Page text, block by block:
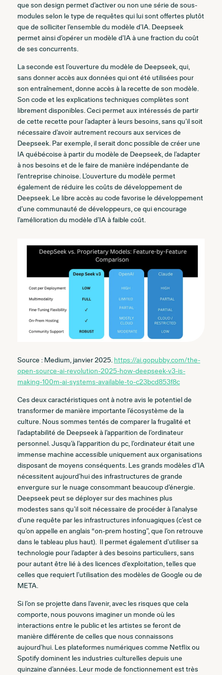
que son design permet d’activer ou non une série de sous-
modules selon le type de requêtes qui lui sont offertes plutôt
que de solliciter l’ensemble du modèle d’IA. Deepseek
permet ainsi d’opérer un modèle d’IA à une fraction du coût
de ses concurrents.
La seconde est l’ouverture du modèle de Deepseek, qui,
sans donner accès aux données qui ont été utilisées pour
son entraînement, donne accès à la recette de son modèle.
Son code et les explications techniques complètes sont
librement disponibles. Ceci permet aux intéressés de partir
de cette recette pour l’adapter à leurs besoins, sans qu’il soit
nécessaire d’avoir autrement recours aux services de
Deepseek. Par exemple, il serait donc possible de créer une
IA québécoise à partir du modèle de Deepseek, de l’adapter
à nos besoins et de le faire de manière indépendante de
l’entreprise chinoise. L’ouverture du modèle permet
également de réduire les coûts de développement de
Deepseek. Le libre accès au code favorise le développement
d’une communauté de développeurs, ce qui encourage
l’amélioration du modèle d’IA à faible coût.
Source : Medium, janvier 2025. https://ai.gopubby.com/the-
open-source-ai-revolution-2025-how-deepseek-v3-is-
making-100m-ai-systems-available-to-c23bcd853f8c
Ces deux caractéristiques ont à notre avis le potentiel de
transformer de manière importante l’écosystème de la
culture. Nous sommes tentés de comparer la frugalité et
l’adaptabilité de Deepseek à l’apparition de l’ordinateur
personnel. Jusqu’à l’apparition du pc, l’ordinateur était une
immense machine accessible uniquement aux organisations
disposant de moyens conséquents. Les grands modèles d’IA
nécessitent aujourd’hui des infrastructures de grande
envergure sur le nuage consommant beaucoup d’énergie.
Deepseek peut se déployer sur des machines plus
modestes sans qu’il soit nécessaire de procéder à l’analyse
d’une requête par les infrastructures infonuagiques (c’est ce
qu’on appelle en anglais “on-prem hosting”, que l’on retrouve
dans le tableau plus haut). Il permet également d’utiliser sa
technologie pour l’adapter à des besoins particuliers, sans
pour autant être lié à des licences d’exploitation, telles que
celles que requiert l’utilisation des modèles de Google ou de
META.
Si l’on se projette dans l’avenir, avec les risques que cela
comporte, nous pouvons imaginer un monde où les
interactions entre le public et les artistes se feront de
manière différente de celles que nous connaissons
aujourd’hui. Les plateformes numériques comme Netflix ou
Spotify dominent les industries culturelles depuis une
quinzaine d’années. Leur mode de fonctionnement est très